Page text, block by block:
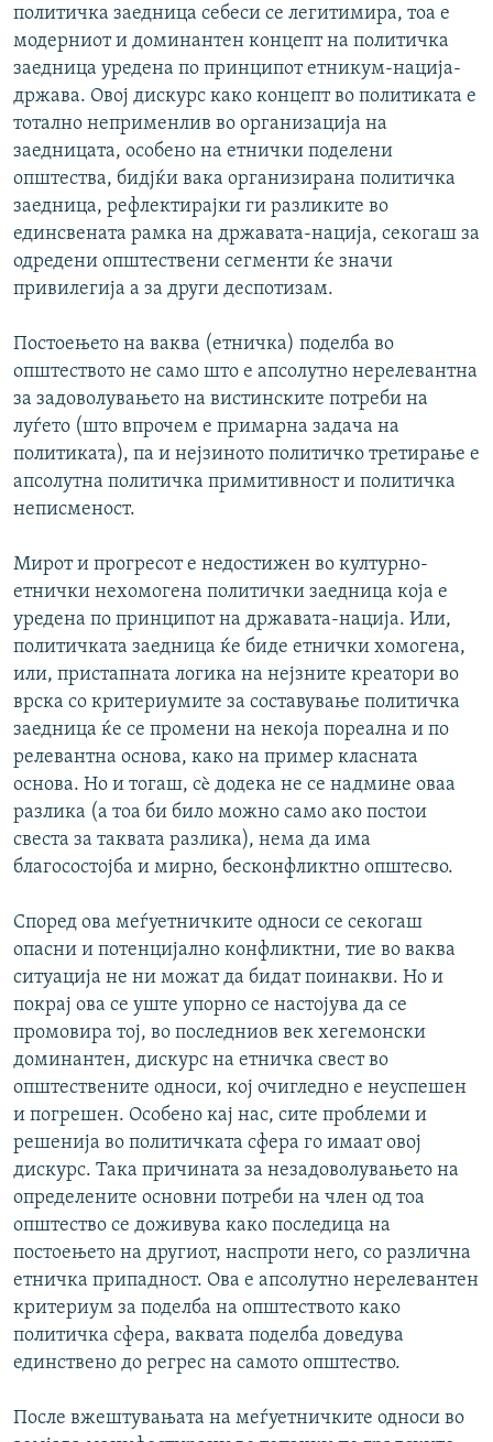
политичка заедница себеси се легитимира, тоа е
модерниот и доминантен концепт на политичка
заедница уредена по принципот етникум-нација-
држава. Овој дискурс како концепт во политиката е
тотално неприменлив во организација на
заедницата, особено на етнички поделени
општества, бидјќи вака организирана политичка
заедница, рефлектирајки ги разликите во
единсвената рамка на државата-нација, секогаш за
одредени општествени сегменти ќе значи
привилегија а за други деспотизам.
Постоењето на ваква (етничка) поделба во
општеството не само што е апсолутно нерелевантна
за задоволувањето на вистинските потреби на
луѓето (што впрочем е примарна задача на
политиката), па и нејзиното политичко третирање е
апсолутна политичка примитивност и политичка
неписменост.
Мирот и прогресот е недостижен во културно-
етнички нехомогена политички заедница која е
уредена по принципот на државата-нација. Или,
политичката заедница ќе биде етнички хомогена,
или, пристапната логика на нејзните креатори во
врска со критериумите за составување политичка
заедница ќе се промени на некоја пореална и по
релевантна основа, како на пример класната
основа. Но и тогаш, сè додека не се надмине оваа
разлика (а тоа би било можно само ако постои
свеста за таквата разлика), нема да има
благосостојба и мирно, бесконфликтно општесво.
Според ова меѓуетничките односи се секогаш
опасни и потенцијално конфликтни, тие во ваква
ситуација не ни можат да бидат поинакви. Но и
покрај ова се уште упорно се настојува да се
промовира тој, во последниов век хегемонски
доминантен, дискурс на етничка свест во
општествените односи, кој очигледно е неуспешен
и погрешен. Особено кај нас, сите проблеми и
решенија во политичката сфера го имаат овој
дискурс. Така причината за незадоволувањето на
определените основни потреби на член од тоа
општество се доживува како последица на
постоењето на другиот, наспроти него, со различна
етничка припадност. Ова е апсолутно нерелевантен
критериум за поделба на општеството како
политичка сфера, ваквата поделба доведува
единствено до регрес на самото општество.
После вжештувањата на меѓуетничките односи во